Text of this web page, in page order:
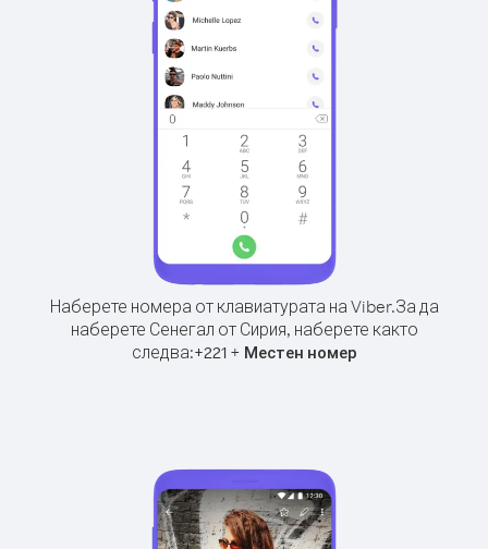
Наберете номера от клавиатурата на Viber.За да
наберете Сенегал от Сирия, наберете както
следва:+221+ Местен номер